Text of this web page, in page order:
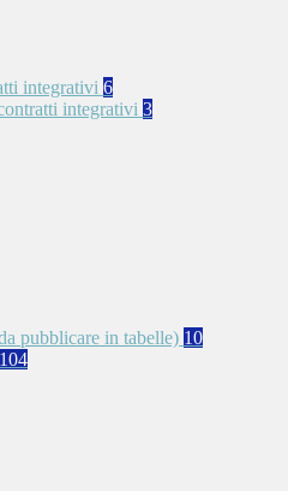
integrativi 6
integrativi 3
pubblicare in tabelle) 10
104